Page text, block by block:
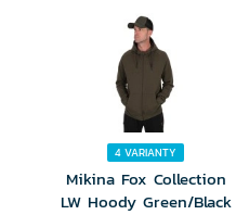
4 VARIANTY
Mikina Fox Collection
LW Hoody Green/Black